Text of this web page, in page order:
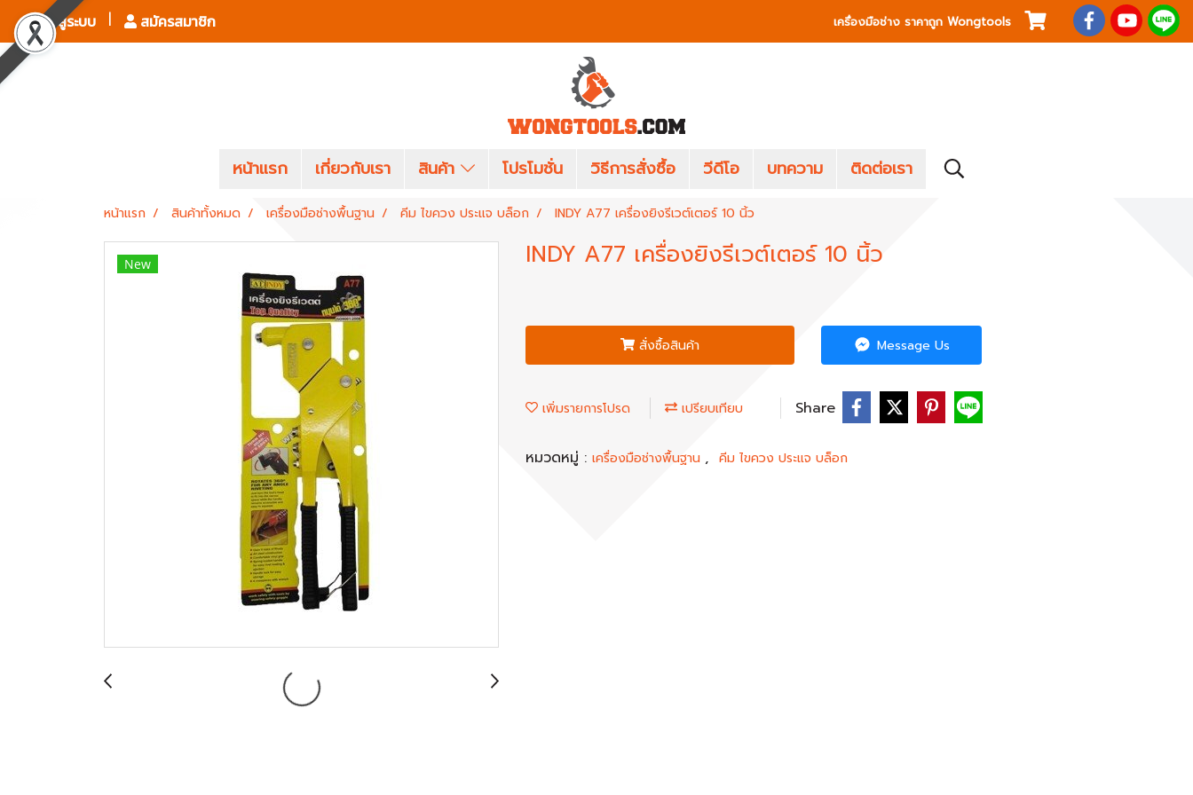
เข้าสู่ระบบ สมัครสมาชิก เครื่องมือช่าง ราคาถูก Wongtools
หน้าแรก เกี่ยวกับเรา สินค้า โปรโมชั่น วิธีการสั่งซื้อ วีดีโอ บทความ ติดต่อเรา
หน้าแรก สินค้าทั้งหมด เครื่องมือช่างพื้นฐาน คีม ไขควง ประแจ บล็อก INDY A77 เครื่องยิงรีเวต์เตอร์ 10 นิ้ว
New INDY A77 เครื่องยิงรีเวต์เตอร์ 10 นิ้ว
สั่งซื้อสินค้า Message Us
เพิ่มรายการโปรด เปรียบเทียบ Share
หมวดหมู่ : เครื่องมือช่างพื้นฐาน , คีม ไขควง ประแจ บล็อก